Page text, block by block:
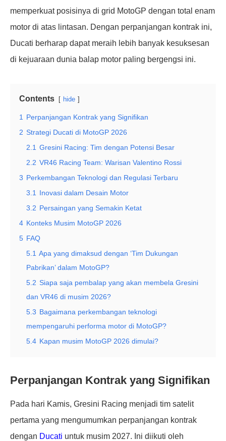
memperkuat posisinya di grid MotoGP dengan total enam
motor di atas lintasan. Dengan perpanjangan kontrak ini,
Ducati berharap dapat meraih lebih banyak kesuksesan
di kejuaraan dunia balap motor paling bergengsi ini.
Contents hide
1
Perpanjangan Kontrak yang Signifikan
2 Strategi Ducati di MotoGP 2026
2.1 Gresini Racing: Tim dengan Potensi Besar
2.2 VR46 Racing Team: Warisan Valentino Rossi
3 Perkembangan Teknologi dan Regulasi Terbaru
3.1
Inovasi dalam Desain Motor
3.2 Persaingan yang Semakin Ketat
4 Konteks Musim MotoGP 2026
5 FAQ
5.1 Apa yang dimaksud dengan ‘Tim Dukungan
Pabrikan’ dalam MotoGP?
5.2 Siapa saja pembalap yang akan membela Gresini
dan VR46 di musim 2026?
5.3 Bagaimana perkembangan teknologi
mempengaruhi performa motor di MotoGP?
5.4 Kapan musim MotoGP 2026 dimulai?
Perpanjangan Kontrak yang Signifikan
Pada hari Kamis, Gresini Racing menjadi tim satelit
pertama yang mengumumkan perpanjangan kontrak
dengan Ducati untuk musim 2027. Ini diikuti oleh